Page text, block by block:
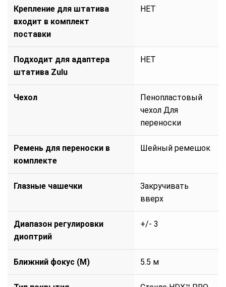
Крепление для штатива
входит в комплект
поставки
НЕТ
Подходит для адаптера
штатива Zulu
НЕТ
Чехол
Пенопластовый
чехол Для
переноски
Ремень для переноски в
комплекте
Шейный ремешок
Глазные чашечки
Закручивать
вверх
Диапазон регулировки
диоптрий
+/- 3
Ближний фокус (М) 5.5 м